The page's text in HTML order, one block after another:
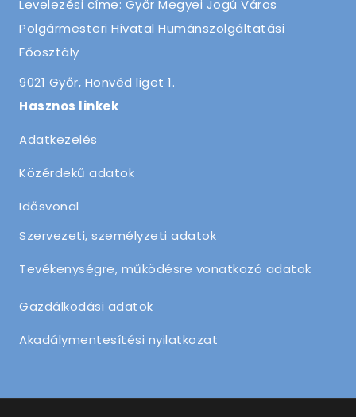
Levelezési címe: Győr Megyei Jogú Város
Polgármesteri Hivatal Humánszolgáltatási
Főosztály
9021 Győr, Honvéd liget 1.
Hasznos linkek
Adatkezelés
Közérdekű adatok
Idősvonal
Szervezeti, személyzeti adatok
Tevékenységre, működésre vonatkozó adatok
Gazdálkodási adatok
Akadálymentesítési nyilatkozat